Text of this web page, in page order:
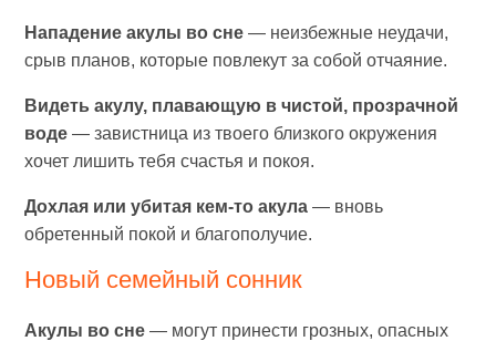
Нападение акулы во сне — неизбежные неудачи,
срыв планов, которые повлекут за собой отчаяние.
Видеть акулу, плавающую в чистой, прозрачной
воде — завистница из твоего близкого окружения
хочет лишить тебя счастья и покоя.
Дохлая или убитая кем-то акула — вновь
обретенный покой и благополучие.
Новый семейный сонник
Акулы во сне — могут принести грозных, опасных